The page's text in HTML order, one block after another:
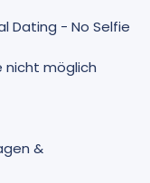
Dating - No Selfie
nicht möglich
&